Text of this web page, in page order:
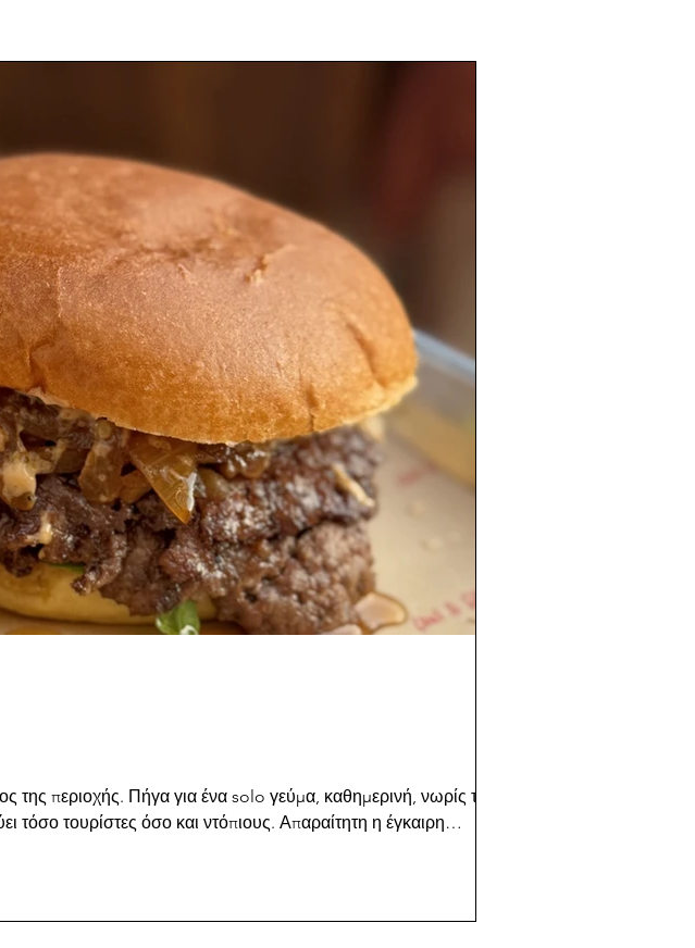
περιοχής. Πήγα για ένα solo γεύμα, καθημερινή, νωρίς το
τόσο τουρίστες όσο και ντόπιους. Απαραίτητη η έγκαιρη